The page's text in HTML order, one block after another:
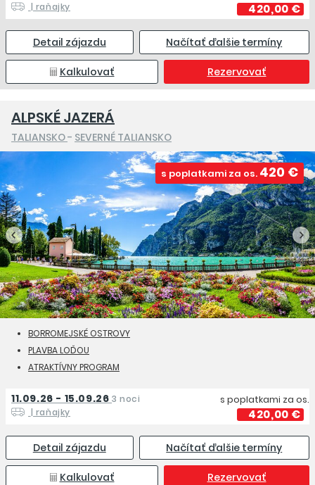
| raňajky
420,00 €
Detail zájazdu Načítať ďalšie termíny
Kalkulovať Rezervovať
ALPSKÉ JAZERÁ
TALIANSKO- SEVERNÉ TALIANSKO
s poplatkami za os. 420 €
BORROMEJSKÉ OSTROVY
PLAVBA LOĎOU
ATRAKTÍVNY PROGRAM
11.09.26 - 15.09.26 3 noci
| raňajky
s poplatkami za os.
420,00 €
Detail zájazdu Načítať ďalšie termíny
Kalkulovať Rezervovať